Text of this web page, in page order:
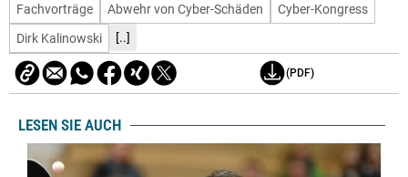
Fachvorträge
Abwehr von Cyber-Schäden
Cyber-Kongress
Dirk Kalinowski
[..]
(PDF)
LESEN SIE AUCH